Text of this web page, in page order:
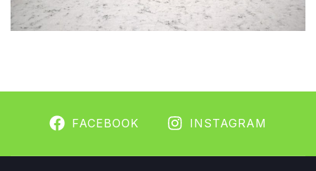
FACEBOOK INSTAGRAM